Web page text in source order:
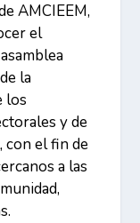
AMCIEEM,
el
la
los
y de
con el fin de
a las